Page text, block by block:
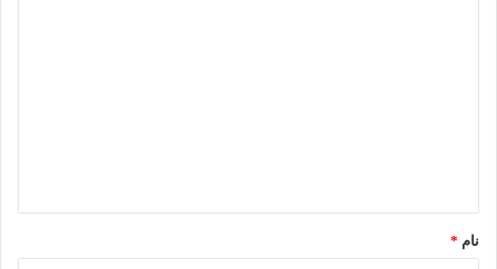
نام *